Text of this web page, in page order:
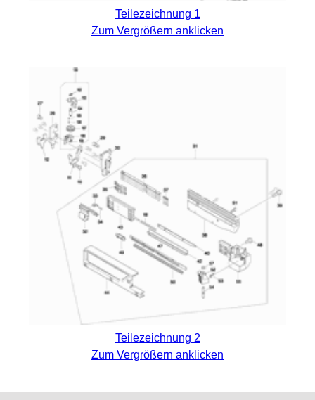
Teilezeichnung 1
Zum Vergrößern anklicken
Teilezeichnung 2
Zum Vergrößern anklicken